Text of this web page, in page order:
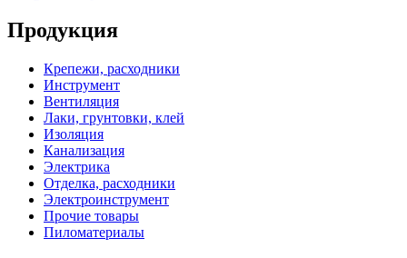
Продукция
Крепежи, расходники
Инструмент
Вентиляция
Лаки, грунтовки, клей
Изоляция
Канализация
Электрика
Отделка, расходники
Электроинструмент
Прочие товары
Пиломатериалы